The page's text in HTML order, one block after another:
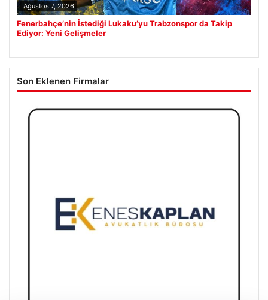
Ağustos 7, 2026
Fenerbahçe’nin İstediği Lukaku’yu Trabzonspor da Takip
Ediyor: Yeni Gelişmeler
Son Eklenen Firmalar